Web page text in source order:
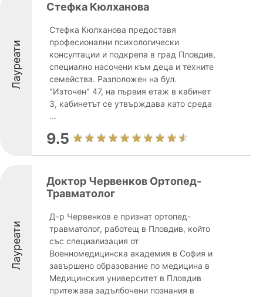
Лауреати
Стефка Кюлханова
Стефка Кюлханова предоставя
професионални психологически
консултации и подкрепа в град Пловдив,
специално насочени към деца и техните
семейства. Разположен на бул.
"Източен" 47, на първия етаж в кабинет
3, кабинетът се утвърждава като среда
...
9.5
Лауреати
Доктор Червенков Ортопед-
Травматолог
Д-р Червенков е признат ортопед-
травматолог, работещ в Пловдив, който
със специализация от
Военномедицинска академия в София и
завършено образование по медицина в
Медицинския университет в Пловдив
притежава задълбочени познания в